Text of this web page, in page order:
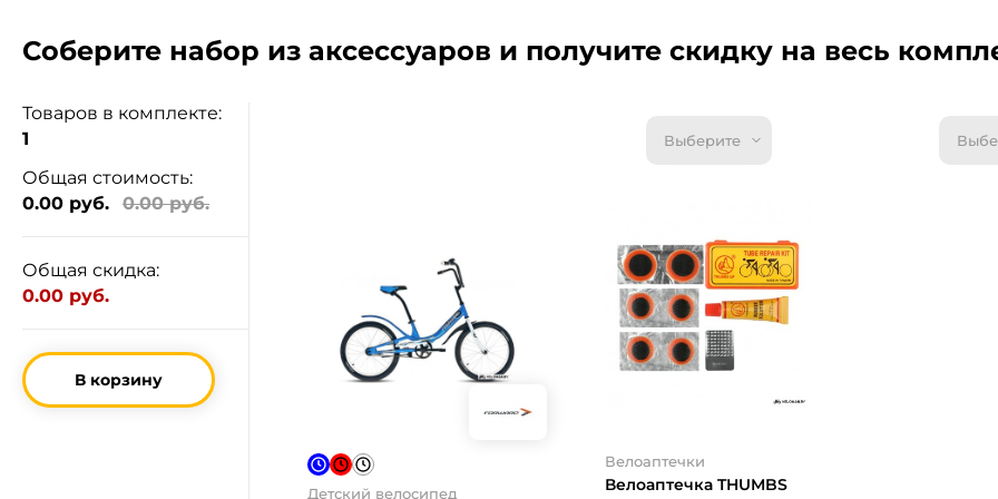
Соберите набор из аксессуаров и получите скидку на весь
Товаров в комплекте:
1
Общая стоимость:
0.00 руб.
0.00 руб.
Общая скидка:
0.00 руб.
В корзину
Детский велосипед
Выберите
Велоаптечки
Велоаптечка THUMBS